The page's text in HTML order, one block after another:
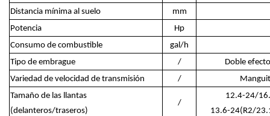
Distancia mínima al suelo
mm
Potencia
Hp
Consumo de combustible
gal/h
Tipo de embrague
/
Doble
Variedad de velocidad de transmisión
/
Tamaño de las llantas
(delanteros/traseros)
/
12.4-24/
13.6-24(R2/